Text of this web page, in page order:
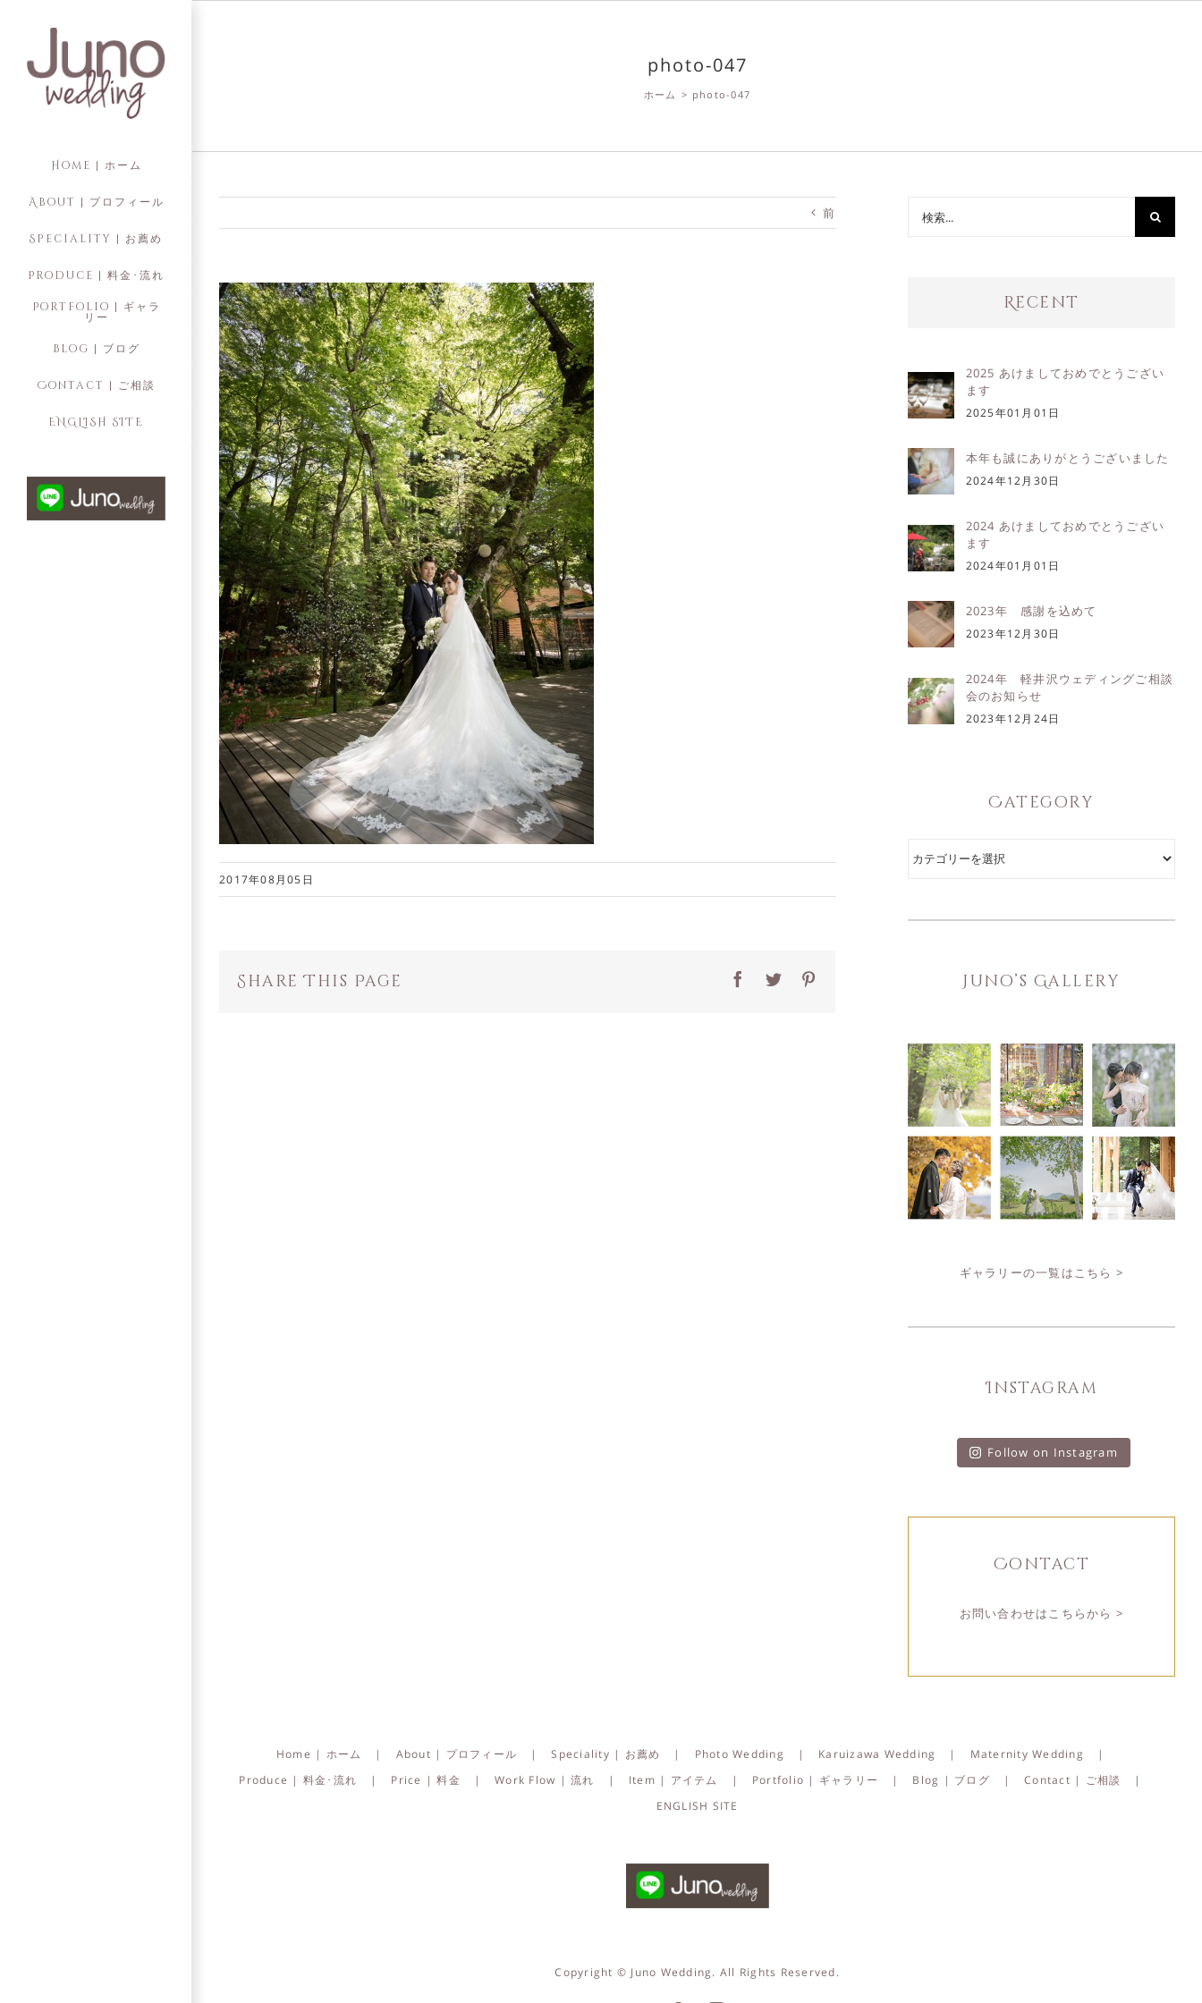
content
Home | ホーム
About | プロフィール
Speciality | お薦め
Produce | 料金･流れ
Portfolio | ギャラ
リー
Blog | ブログ
Contact | ご相談
ENGLISH SITE
photo-047
ホーム > photo-047
前
2017年08月05日
Share This Page Facebook
Twitter
Recent
2025 あけましておめでとうござい
ます
2025年01月01日
本年も誠にありがとうございました
2024年12月30日
2024 あけましておめでとうござい
ます
2024年01月01日
2023年 感謝を込めて
2023年12月30日
2024年 軽井沢ウェディングご相談
会のお知らせ
2023年12月24日
Category
Category
Juno’s Gallery
ギャラリーの一覧はこちら >
Instagram
Follow on Instagram
Contact
お問い合わせはこちらから >
Home | ホーム About | プロフィール Speciality | お薦め Photo Wedding Karuizawa Wedding
Maternity Wedding
Produce | 料金･流れ
Price | 料金 Work Flow | 流れ Item | アイテム Portfolio | ギャラリー Blog | ブログ
Contact | ご相談
ENGLISH SITE
Copyright © Juno Wedding. All Rights Reserved.